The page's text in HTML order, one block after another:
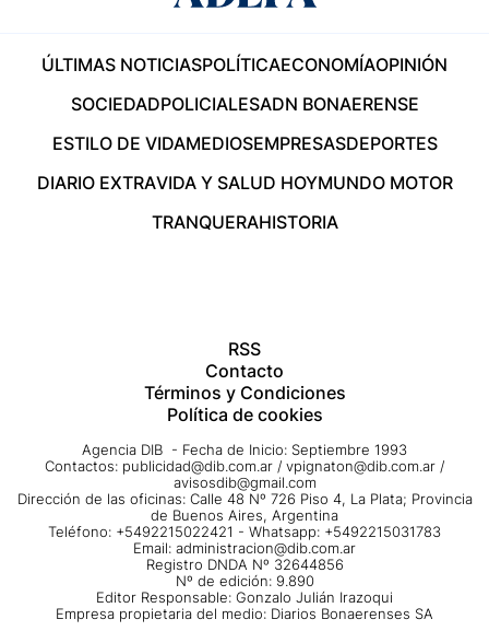
ÚLTIMAS NOTICIASPOLÍTICAECONOMÍAOPINIÓN
SOCIEDADPOLICIALESADN BONAERENSE
ESTILO DE VIDAMEDIOSEMPRESASDEPORTES
DIARIO EXTRAVIDA Y SALUD HOYMUNDO MOTOR
TRANQUERAHISTORIA
RSS
Contacto
Términos y Condiciones
Política de cookies
Agencia DIB - Fecha de Inicio: Septiembre 1993
Contactos: publicidad@dib.com.ar / vpignaton@dib.com.ar /
avisosdib@gmail.com
Dirección de las oficinas: Calle 48 Nº 726 Piso 4, La Plata; Provincia
de Buenos Aires, Argentina
Teléfono: +5492215022421 - Whatsapp: +5492215031783
Email: administracion@dib.com.ar
Registro DNDA Nº 32644856
Nº de edición: 9.890
Editor Responsable: Gonzalo Julián Irazoqui
Empresa propietaria del medio: Diarios Bonaerenses SA